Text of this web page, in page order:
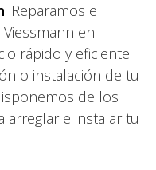
. Reparamos e
en
rápido y eficiente
o instalación de tu
de los
arreglar e instalar tu